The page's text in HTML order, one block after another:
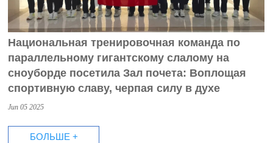
Национальная тренировочная команда по
параллельному гигантскому слалому на
сноуборде посетила Зал почета: Воплощая
спортивную славу, черпая силу в духе
Jun 05 2025
БОЛЬШЕ +